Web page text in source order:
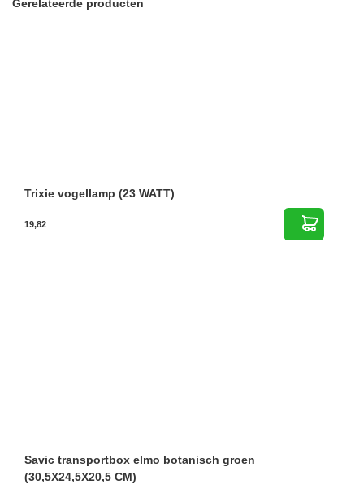
Gerelateerde producten
Trixie vogellamp (23 WATT)
19,82
Savic transportbox elmo botanisch groen
(30,5X24,5X20,5 CM)